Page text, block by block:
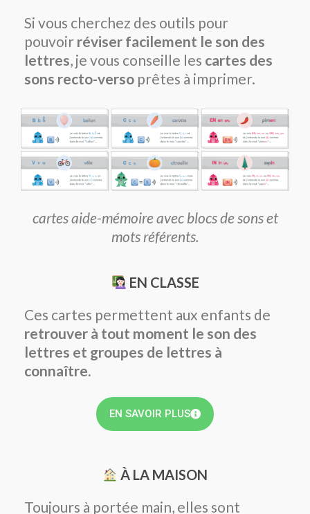
Si vous cherchez des outils pour
pouvoir réviser facilement le son des
lettres, je vous conseille les cartes des
sons recto-verso prêtes à imprimer.
cartes aide-mémoire avec blocs de sons et
mots référents.
EN CLASSE
Ces cartes permettent aux enfants de
retrouver à tout moment le son des
lettres et groupes de lettres à
connaître.
EN SAVOIR PLUS
À LA MAISON
Toujours à portée main, elles sont